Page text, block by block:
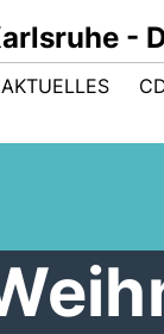
-
AKTUELLES